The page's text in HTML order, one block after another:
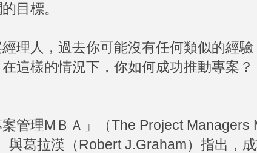
目標。
理人，過去你可能沒有任何類似的經
這樣的情況下，你如何成功推動專案？
管理ΜＢＡ」（The Project Managers
與葛拉漢（Robert J.Graham）指出，